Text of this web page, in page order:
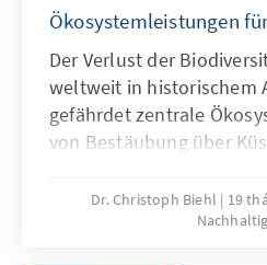
Ökosystemleistungen
Der Verlust der
weltweit in historischem
gefährdet zentrale
von Bestäubung über
gehören zu den
Biodiversitätsrückgangs.
Dr. Christoph Biehl 19